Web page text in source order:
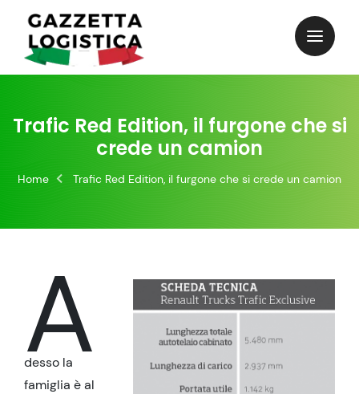
content
Trafic Red Edition, il furgone che si
crede un camion
Home Trafic Red Edition, il furgone che si crede un camion
A
desso la
famiglia è al